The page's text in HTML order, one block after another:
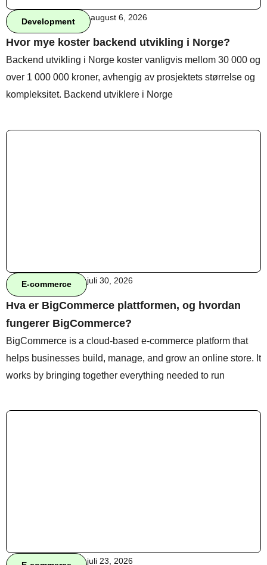
Development august 6, 2026
Hvor mye koster backend utvikling i Norge?
Backend utvikling i Norge koster vanligvis mellom 30 000 og
over 1 000 000 kroner, avhengig av prosjektets størrelse og
kompleksitet. Backend utviklere i Norge
E-commerce juli 30, 2026
Hva er BigCommerce plattformen, og hvordan
fungerer BigCommerce?
BigCommerce is a cloud-based e-commerce platform that
helps businesses build, manage, and grow an online store. It
works by bringing together everything needed to run
juli 23, 2026
Behandle ditt samtykke
For å gi best mulig opplevelse bruker vi
informasjonskapsler for å lagre eller få tilgang til
enhetsdata. Å nekte samtykke kan begrense enkelte